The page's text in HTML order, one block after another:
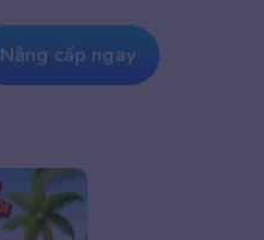
Nâng cấp ngay